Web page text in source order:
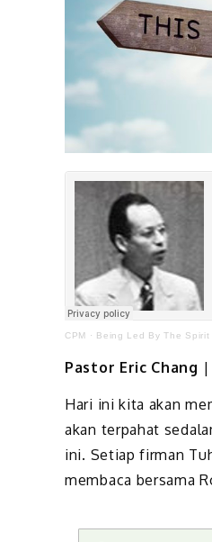
CPM · Being Led By The Spirit
Pastor Eric Chang |
Hari ini kita akan
akan terpahat
ini. Setiap firman
membaca bersama